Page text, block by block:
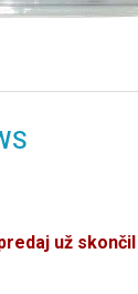
už skončil